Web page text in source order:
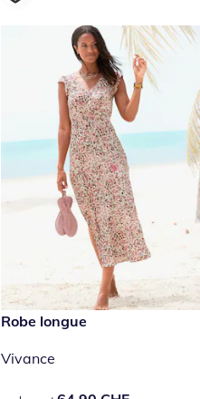
64.90 CHF
Robe longue
Vivance